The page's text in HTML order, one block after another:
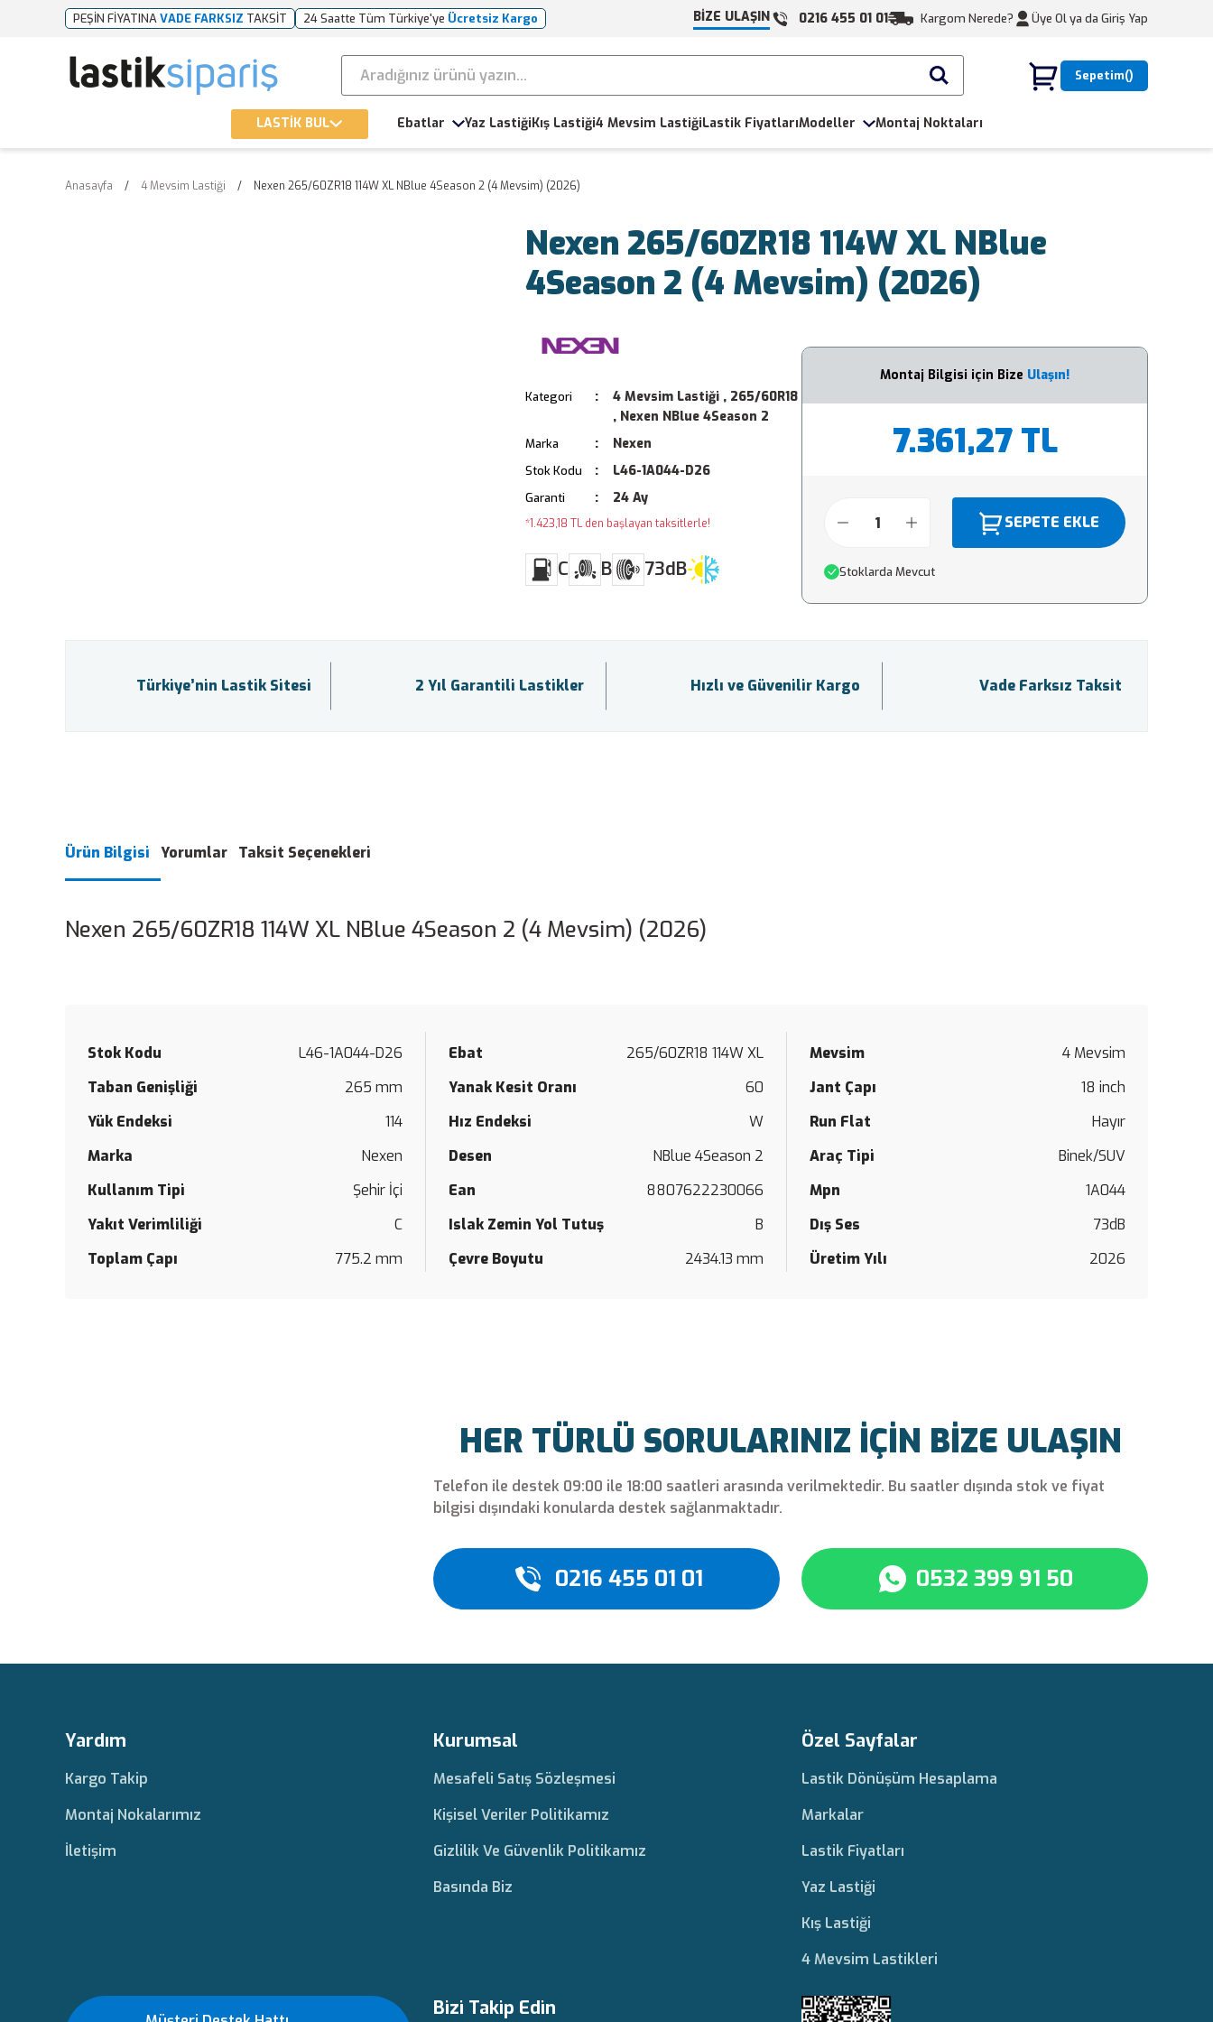
PEŞİN FİYATINAVADE FARKSIZ TAKSİT 24 Saatte Tüm Türkiye'ye Ücretsiz Kargo BİZE ULAŞIN 0216 455 01 01 Kargom Nerede? Üye Ol ya da Giriş Yap
Sepetim
LASTİK BUL Ebatlar Yaz LastiğiKış Lastiği4 Mevsim LastiğiLastik FiyatlarıModeller Montaj Noktaları
Anasayfa 4 Mevsim Lastiği Nexen 265/60ZR18 114W XL NBlue 4Season 2 (4 Mevsim) (2026)
Nexen 265/60ZR18 114W XL NBlue
4Season 2 (4 Mevsim) (2026)
Kategori 4 Mevsim Lastiği , 265/60R18
, Nexen NBlue 4Season 2
Marka Nexen
Stok Kodu L46-1A044-D26
Garanti 24 Ay
*1.423,18 TL den başlayan taksitlerle!
C B 73dB
Montaj Bilgisi için Bize Ulaşın!
7.361,27 TL
SEPETE EKLE
Stoklarda Mevcut
Türkiye’nin Lastik Sitesi 2 Yıl Garantili Lastikler Hızlı ve Güvenilir Kargo Vade Farksız Taksit
Ürün Bilgisi Yorumlar Taksit Seçenekleri
Nexen 265/60ZR18 114W XL NBlue 4Season 2 (4 Mevsim) (2026)
Stok Kodu L46-1A044-D26 Ebat 265/60ZR18 114W XL Mevsim
4 Mevsim
Taban Genişliği
265 mm Yanak Kesit Oranı 60 Jant Çapı
18 inch
Yük Endeksi
114 Hız Endeksi W Run Flat
Hayır
Marka
Nexen Desen NBlue 4Season 2 Araç Tipi
Binek/SUV
Kullanım Tipi
Şehir İçi Ean 8807622230066 Mpn
1A044
Yakıt Verimliliği
C Islak Zemin Yol Tutuş B Dış Ses
73dB
Toplam Çapı
775.2 mm Çevre Boyutu 2434.13 mm Üretim Yılı 2026
HER TÜRLÜ SORULARINIZ İÇİN BİZE ULAŞIN
Telefon ile destek 09:00 ile 18:00 saatleri arasında verilmektedir. Bu saatler dışında stok ve fiyat
bilgisi dışındaki konularda destek sağlanmaktadır.
0216 455 01 01 0532 399 91 50
Yardım
Kargo Takip
Montaj Nokalarımız
İletişim
Kurumsal
Mesafeli Satış Sözleşmesi
Kişisel Veriler Politikamız
Gizlilik Ve Güvenlik Politikamız
Basında Biz
Özel Sayfalar
Lastik Dönüşüm Hesaplama
Markalar
Lastik Fiyatları
Yaz Lastiği
Kış Lastiği
4 Mevsim Lastikleri
Bizi Takip Edin